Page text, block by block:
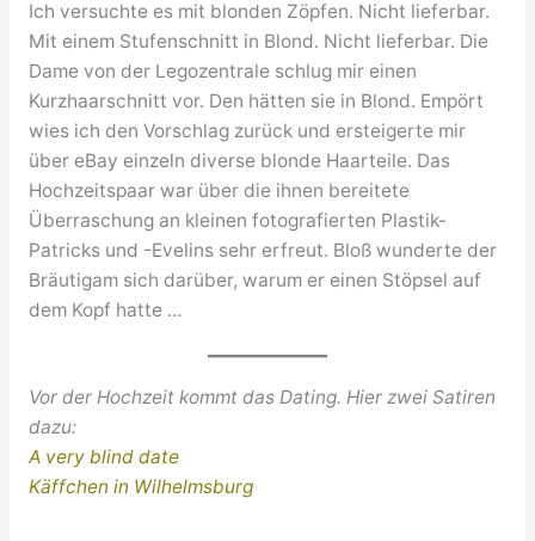
Ich versuchte es mit blonden Zöpfen. Nicht lieferbar.
Mit einem Stufenschnitt in Blond. Nicht lieferbar. Die
Dame von der Legozentrale schlug mir einen
Kurzhaarschnitt vor. Den hätten sie in Blond. Empört
wies ich den Vorschlag zurück und ersteigerte mir
über eBay einzeln diverse blonde Haarteile. Das
Hochzeitspaar war über die ihnen bereitete
Überraschung an kleinen fotografierten Plastik-
Patricks und -Evelins sehr erfreut. Bloß wunderte der
Bräutigam sich darüber, warum er einen Stöpsel auf
dem Kopf hatte …
Vor der Hochzeit kommt das Dating. Hier zwei Satiren
dazu:
A very blind date
Käffchen in Wilhelmsburg